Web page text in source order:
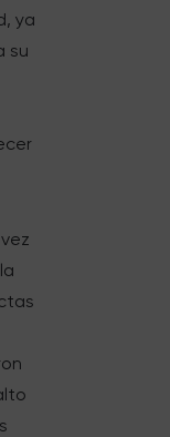
ya
su